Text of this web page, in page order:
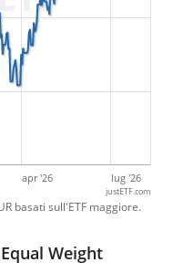
apr '26 lug '26
justETF.com
basati sull'ETF maggiore.
Weight